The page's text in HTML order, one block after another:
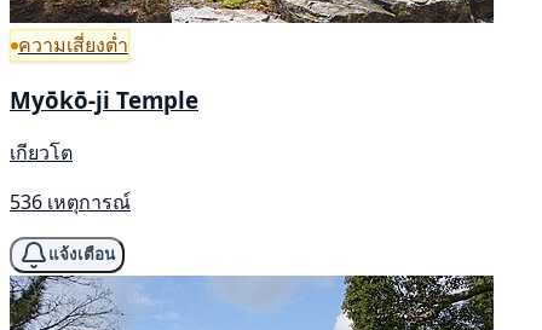
ความเสี่ยงต่ำ
Myōkō-ji Temple
เกียวโต
536 เหตุการณ์
แจ้งเตือน